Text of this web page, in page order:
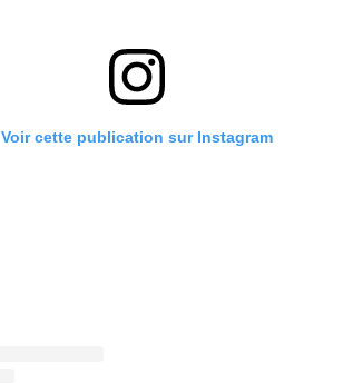
Voir cette publication sur Instagram